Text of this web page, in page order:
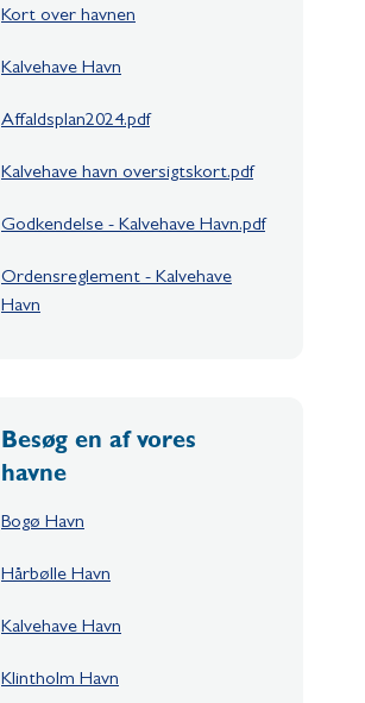
Kort over havnen
Kalvehave Havn
Affaldsplan2024.pdf
Kalvehave havn oversigtskort.pdf
Godkendelse - Kalvehave Havn.pdf
Ordensreglement - Kalvehave
Havn
Besøg en af vores
havne
Bogø Havn
Hårbølle Havn
Kalvehave Havn
Klintholm Havn